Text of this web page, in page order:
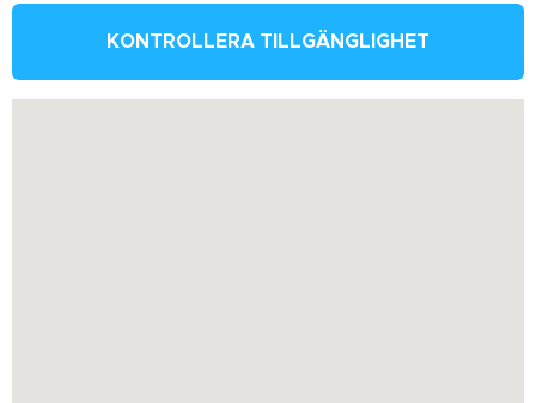
KONTROLLERA TILLGÄNGLIGHET